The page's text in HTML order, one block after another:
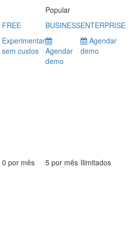
FREE
Experimentar
sem custos
Popular
BUSINESS
Agendar
demo
ENTERPRISE
Agendar
demo
0 por mês 5 por mês Ilimitados